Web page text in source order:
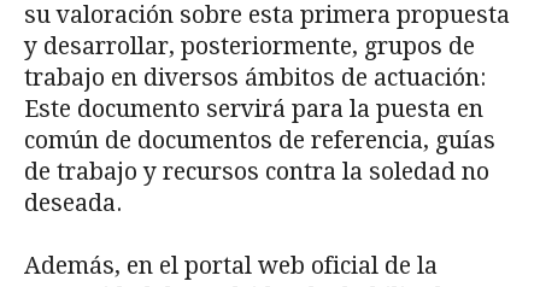
su valoración sobre esta primera propuesta
y desarrollar, posteriormente, grupos de
trabajo en diversos ámbitos de actuación:
Este documento servirá para la puesta en
común de documentos de referencia, guías
de trabajo y recursos contra la soledad no
deseada.
Además, en el portal web oficial de la